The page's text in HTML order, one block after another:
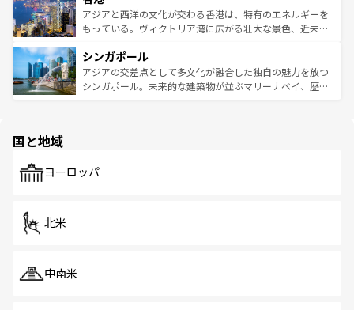
ひ現地で味わいたい。どの地域を訪れてもあたたかい人々
が旅行者を迎えてくれるので、きっと忘れられない旅にな
参照してほしい。
帯で自然と触れ合い、南部ではプーケットやクラビの美し
いビーチでリゾート気分を楽しむことができる。タイ料理
激する。気候は一年中温暖で、どの季節にも異なる楽しみ
が待っている。親しみやすいタイの人々、仏教を中心とし
た文化、そして多様な観光資源が、訪れる旅人を魅了し続
アジアと西洋の文化が交わる香港は、特有のエネルギーを
もっている。ヴィクトリア湾に広がる壮大な景色、近未来
み、どこを訪れても感動するはず。観光スポットが密集し
ており、効率よく見どころを回れるのも魅力。息をのむよ
うな絶景から文化的な体験まで、香港を存分に楽しみ尽く
シンガポール
アジアの交差点として多文化が融合した独自の魅力を放つ
シンガポール。未来的な建築物が並ぶマリーナベイ、歴史
で、ホーカーズは地元の風情を楽しめる外せないスポット
国と地域
ヨーロッパ
北米
中南米